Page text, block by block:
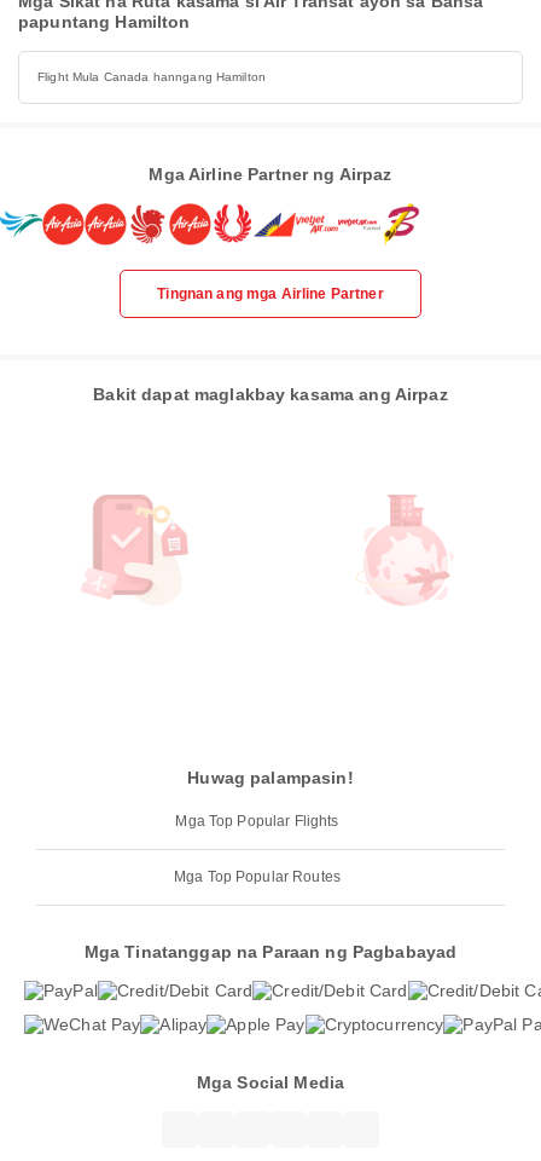
papuntang Hamilton
Flight Mula Canada hanngang Hamilton
Mga Airline Partner ng Airpaz
Tingnan ang mga Airline Partner
Bakit dapat maglakbay kasama ang Airpaz
Huwag palampasin!
Mga Top Popular Flights
Mga Top Popular Routes
Mga Tinatanggap na Paraan ng Pagbabayad
Mga Social Media